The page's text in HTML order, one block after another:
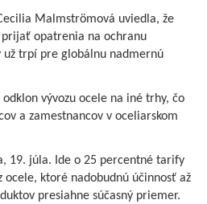
Malmströmová uviedla, že
prijať opatrenia na ochranu
trpí pre globálnu nadmernú
vývozu ocele na iné trhy, čo
a zamestnancov v oceliarskom
19. júla. Ide o 25 percentné tarify
ocele, ktoré nadobudnú účinnosť až
presiahne súčasný priemer.